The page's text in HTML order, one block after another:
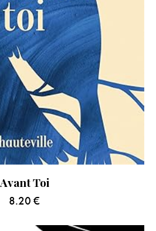
Avant Toi
8.20 €